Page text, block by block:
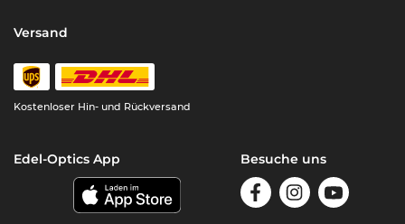
Versand
Kostenloser Hin- und Rückversand
Edel-Optics App Besuche uns